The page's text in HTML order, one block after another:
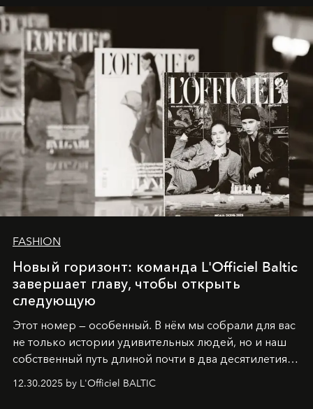
framework where creativity, commerce, and culture
converge with surgical precision.
FASHION
Новый горизонт: команда L'Officiel Baltic
завершает главу, чтобы открыть
следующую
Этот номер — особенный. В нём мы собрали для вас
не только истории удивительных людей, но и наш
собственный путь длиной почти в два десятилетия.
души говорим спасибо каждому, кто был с нами все
12.30.2025 by L'Officiel BALTIC